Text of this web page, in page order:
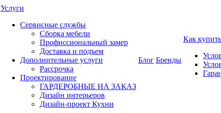
Услуги
Сервисные службы
Сборка мебели
Профиссиональный замер
Доставка и подъем
Дополнительные услуги
Рассрочка
Проектирование
ГАРДЕРОБНЫЕ НА ЗАКАЗ
Дизайн интерьеров
Дизайн-проект Кухни
Блог Бренды
Как купить